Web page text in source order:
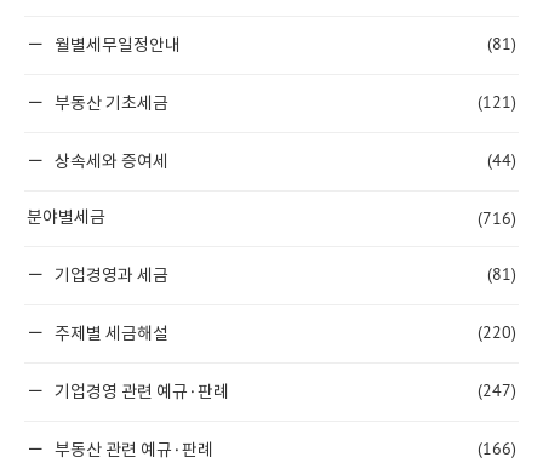
월별세무일정안내 (81)
부동산 기초세금 (121)
상속세와 증여세 (44)
분야별세금 (716)
기업경영과 세금 (81)
주제별 세금해설 (220)
기업경영 관련 예규·판례 (247)
부동산 관련 예규·판례 (166)